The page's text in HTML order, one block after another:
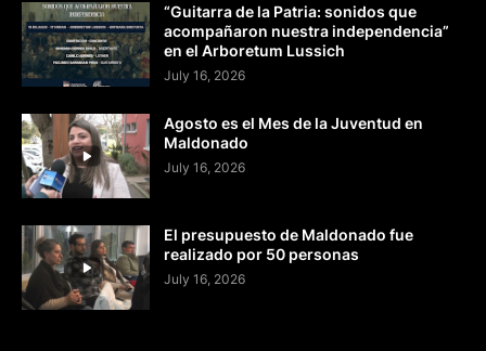
“Guitarra de la Patria: sonidos que
acompañaron nuestra independencia”
en el Arboretum Lussich
July 16, 2026
Agosto es el Mes de la Juventud en
Maldonado
July 16, 2026
El presupuesto de Maldonado fue
realizado por 50 personas
July 16, 2026